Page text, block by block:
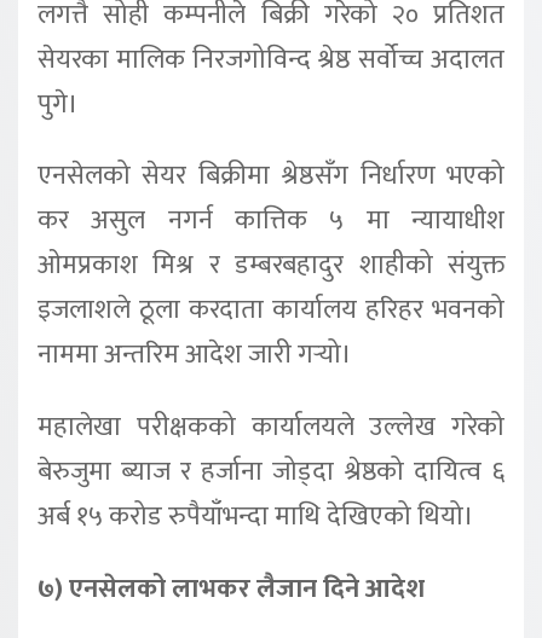
लगत्तै सोही कम्पनीले बिक्री गरेको २० प्रतिशत
सेयरका मालिक निरजगोविन्द श्रेष्ठ सर्वोच्च अदालत
पुगे।
एनसेलको सेयर बिक्रीमा श्रेष्ठसँग निर्धारण भएको
कर असुल नगर्न कात्तिक ५ मा न्यायाधीश
ओमप्रकाश मिश्र र डम्बरबहादुर शाहीको संयुक्त
इजलाशले ठूला करदाता कार्यालय हरिहर भवनको
नाममा अन्तरिम आदेश जारी गर्‍यो।
महालेखा परीक्षकको कार्यालयले उल्लेख गरेको
बेरुजुमा ब्याज र हर्जाना जोड्दा श्रेष्ठको दायित्व ६
अर्ब १५ करोड रुपैयाँभन्दा माथि देखिएको थियो।
७) एनसेलको लाभकर लैजान दिने आदेश